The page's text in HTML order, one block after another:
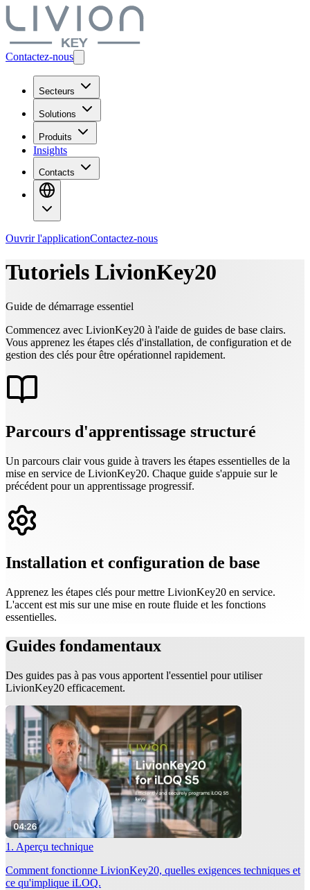
Contactez-nous
Secteurs
Solutions
Produits
Insights
Contacts
Ouvrir l'applicationContactez-nous
Tutoriels LivionKey20
Guide de démarrage essentiel
Commencez avec LivionKey20 à l'aide de guides de base clairs.
Vous apprenez les étapes clés d'installation, de configuration et de
gestion des clés pour être opérationnel rapidement.
Parcours d'apprentissage structuré
Un parcours clair vous guide à travers les étapes essentielles de la
mise en service de LivionKey20. Chaque guide s'appuie sur le
précédent pour un apprentissage progressif.
Installation et configuration de base
Apprenez les étapes clés pour mettre LivionKey20 en service.
L'accent est mis sur une mise en route fluide et les fonctions
essentielles.
Guides fondamentaux
Des guides pas à pas vous apportent l'essentiel pour utiliser
LivionKey20 efficacement.
1. Aperçu technique
Comment fonctionne LivionKey20, quelles exigences techniques et
ce qu'implique iLOQ.